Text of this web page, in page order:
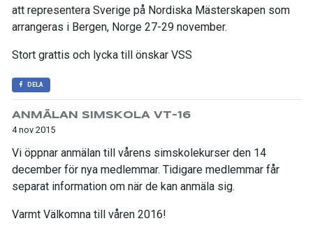
att representera Sverige på Nordiska Mästerskapen som
arrangeras i Bergen, Norge 27-29 november.
Stort grattis och lycka till önskar VSS
DELA
ANMÄLAN SIMSKOLA VT-16
4 nov 2015
Vi öppnar anmälan till vårens simskolekurser den 14
december för nya medlemmar. Tidigare medlemmar får
separat information om när de kan anmäla sig.
Varmt Välkomna till våren 2016!